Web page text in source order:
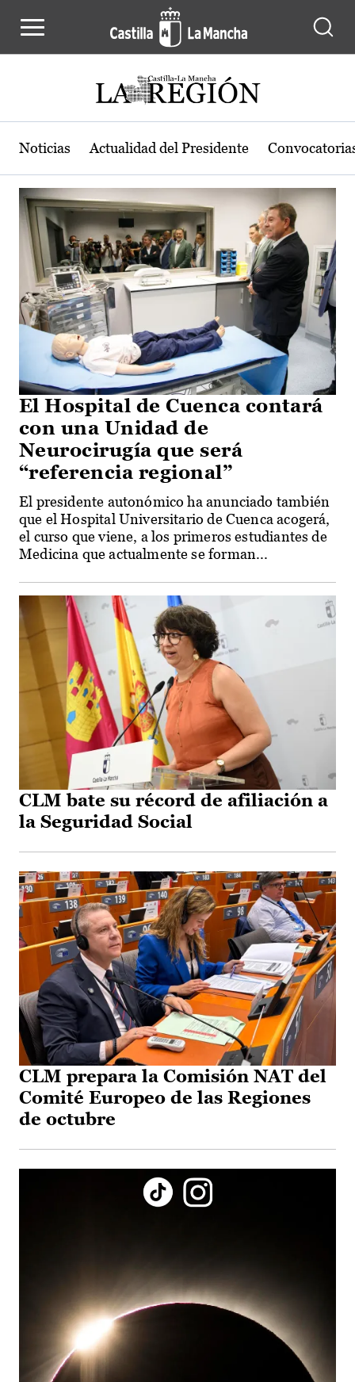
Actualidad de la región de Castilla-
Noticias Actualidad del Presidente
El Hospital de Cuenca contará
con una Unidad de
Neurocirugía que será
“referencia regional”
El presidente autonómico ha anunciado también
que el Hospital Universitario de Cuenca acogerá,
el curso que viene, a los primeros estudiantes de
Medicina que actualmente se forman...
CLM bate su récord de afiliación a
la Seguridad Social
CLM prepara la Comisión NAT del
Comité Europeo de las Regiones
de octubre